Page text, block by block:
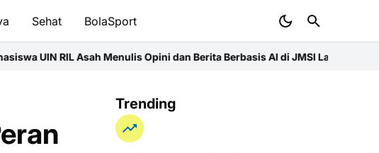
Sehat BolaSport
Menulis Opini dan Berita Berbasis AI di JMSI LampungPemprov Lampung
Trending